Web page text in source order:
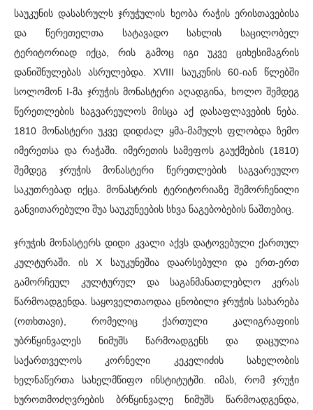
საუკუნის დასასრულს ჯრუჭულის ხეობა რაჭის ერისთავებისა
და წერეთელთა სატავადო სახლის საცილობელ
ტერიტორიად იქცა, რის გამოც იგი უკვე ციხესიმაგრის
დანიშნულებას ასრულებდა. XVIII საუკუნის 60-იან წლებში
სოლომონ I-მა ჯრუჭის მონასტერი აღადგინა, ხოლო შემდეგ
წერეთლების საგვარეულოს მისცა აქ დასაფლავების ნება.
1810 მონასტერი უკვე დიდძალ ყმა-მამულს ფლობდა ზემო
იმერეთსა და რაჭაში. იმერეთის სამეფოს გაუქმების (1810)
შემდეგ ჯრუჭის მონასტერი წერეთლების საგვარეულო
საკუთრებად იქცა. მონასტრის ტერიტორიაზე შემორჩენილი
განვითარებული შუა საუკუნეების სხვა ნაგებობების ნაშთებიც.
ჯრუჭის მონასტერს დიდი კვალი აქვს დატოვებული ქართულ
კულტურაში. ის X საუკუნეშია დაარსებული და ერთ-ერთ
გამორჩეულ კულტურულ და საგანმანათლებლო კერას
წარმოადგენდა. საყოველთაოდაა ცნობილი ჯრუჭის სახარება
(ოთხთავი), რომელიც ქართული კალიგრაფიის
უბრწყინვალეს ნიმუშს წარმოადგენს და დაცულია
საქართველოს კორნელი კეკელიძის სახელობის
ხელნაწერთა სახელმწიფო ინსტიტუტში. იმას, რომ ჯრუჭი
ხუროთმოძღვრების ბრწყინვალე ნიმუშს წარმოადგენდა,